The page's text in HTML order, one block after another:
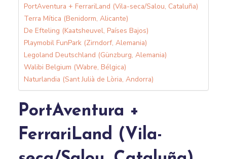
PortAventura + FerrariLand (Vila-seca/Salou, Cataluña)
Terra Mítica (Benidorm, Alicante)
De Efteling (Kaatsheuvel, Países Bajos)
Playmobil FunPark (Zirndorf, Alemania)
Legoland Deutschland (Günzburg, Alemania)
Walibi Belgium (Wabre, Bélgica)
Naturlandia (Sant Julià de Lòria, Andorra)
PortAventura +
FerrariLand (Vila-